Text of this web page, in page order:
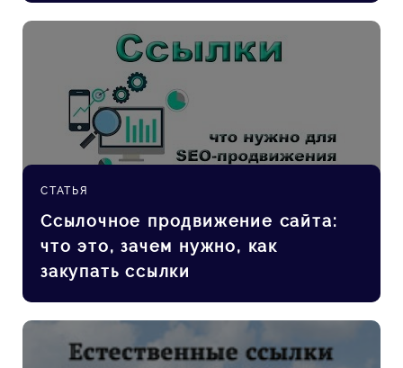
СТАТЬЯ
Ссылочное продвижение сайта:
что это, зачем нужно, как
закупать ссылки